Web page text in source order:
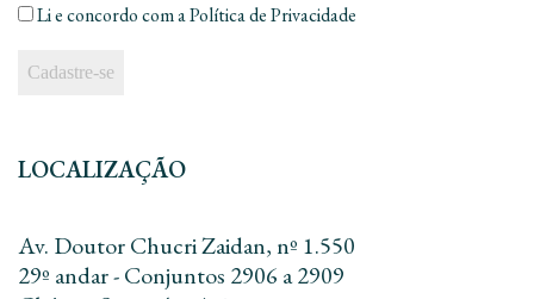
Li e concordo com aPolítica de Privacidade
LOCALIZAÇÃO
Av. Doutor Chucri Zaidan, nº 1.550
29º andar - Conjuntos 2906 a 2909